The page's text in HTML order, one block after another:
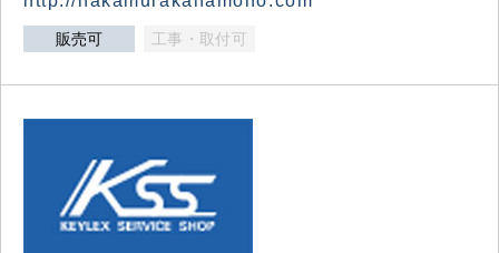
販売可 工事・取付可